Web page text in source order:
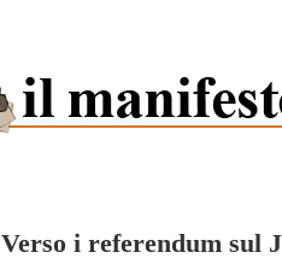
Verso i referendum sul